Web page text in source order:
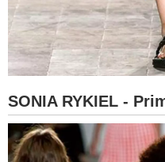
SONIA RYKIEL -